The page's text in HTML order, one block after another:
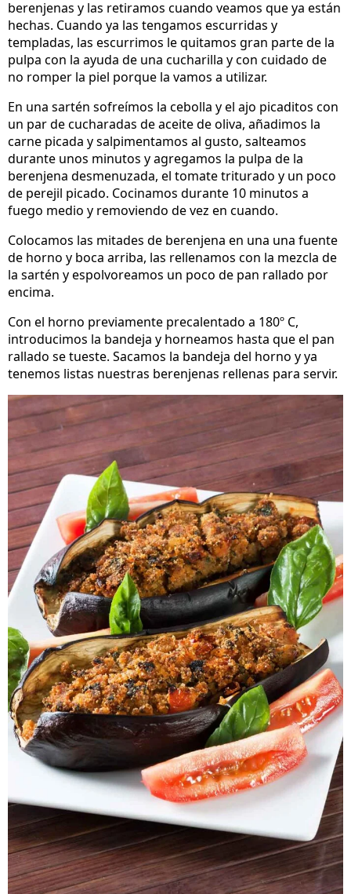
berenjenas y las retiramos cuando veamos que ya están
hechas. Cuando ya las tengamos escurridas y
templadas, las escurrimos le quitamos gran parte de la
pulpa con la ayuda de una cucharilla y con cuidado de
no romper la piel porque la vamos a utilizar.
En una sartén sofreímos la cebolla y el ajo picaditos con
un par de cucharadas de aceite de oliva, añadimos la
carne picada y salpimentamos al gusto, salteamos
durante unos minutos y agregamos la pulpa de la
berenjena desmenuzada, el tomate triturado y un poco
de perejil picado. Cocinamos durante 10 minutos a
fuego medio y removiendo de vez en cuando.
Colocamos las mitades de berenjena en una una fuente
de horno y boca arriba, las rellenamos con la mezcla de
la sartén y espolvoreamos un poco de pan rallado por
encima.
Con el horno previamente precalentado a 180º C,
introducimos la bandeja y horneamos hasta que el pan
rallado se tueste. Sacamos la bandeja del horno y ya
tenemos listas nuestras berenjenas rellenas para servir.